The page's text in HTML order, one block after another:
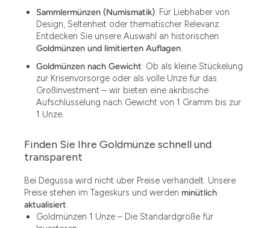
1.49
1.87
12.15
Sammlermünzen (Numismatik): Für Liebhaber von
Design, Seltenheit oder thematischer Relevanz.
Entdecken Sie unsere Auswahl an historischen
Goldmünzen und limitierten Auflagen.
Goldmünzen nach Gewicht: Ob als kleine Stückelung
zur Krisenvorsorge oder als volle Unze für das
Großinvestment – wir bieten eine akribische
Aufschlüsselung nach Gewicht von 1 Gramm bis zur
1 Unze.
Finden Sie Ihre Goldmünze schnell und
transparent
Bei Degussa wird nicht über Preise verhandelt. Unsere
Preise stehen im Tageskurs und werden minütlich
aktualisiert.
Goldmünzen 1 Unze – Die Standardgröße für